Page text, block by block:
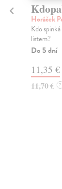
Horáček
Kdo
listem?
Do 5 dní
11,35 €
11,70 € ?